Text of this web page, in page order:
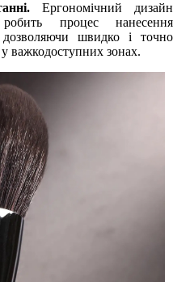
Ергономічний дизайн
процес нанесення
швидко і точно
важкодоступних зонах.